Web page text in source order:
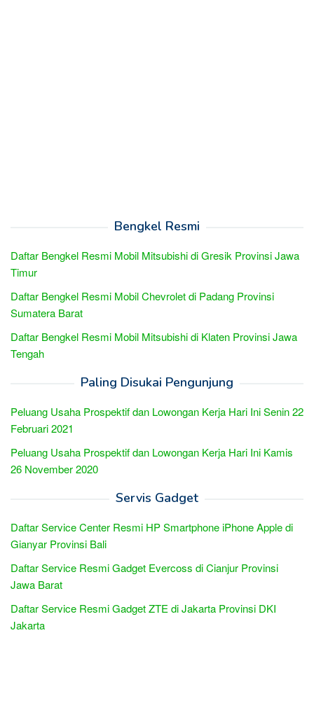
Bengkel Resmi
Daftar Bengkel Resmi Mobil Mitsubishi di Gresik Provinsi Jawa
Timur
Daftar Bengkel Resmi Mobil Chevrolet di Padang Provinsi
Sumatera Barat
Daftar Bengkel Resmi Mobil Mitsubishi di Klaten Provinsi Jawa
Tengah
Paling Disukai Pengunjung
Peluang Usaha Prospektif dan Lowongan Kerja Hari Ini Senin 22
Februari 2021
Peluang Usaha Prospektif dan Lowongan Kerja Hari Ini Kamis
26 November 2020
Servis Gadget
Daftar Service Center Resmi HP Smartphone iPhone Apple di
Gianyar Provinsi Bali
Daftar Service Resmi Gadget Evercoss di Cianjur Provinsi
Jawa Barat
Daftar Service Resmi Gadget ZTE di Jakarta Provinsi DKI
Jakarta